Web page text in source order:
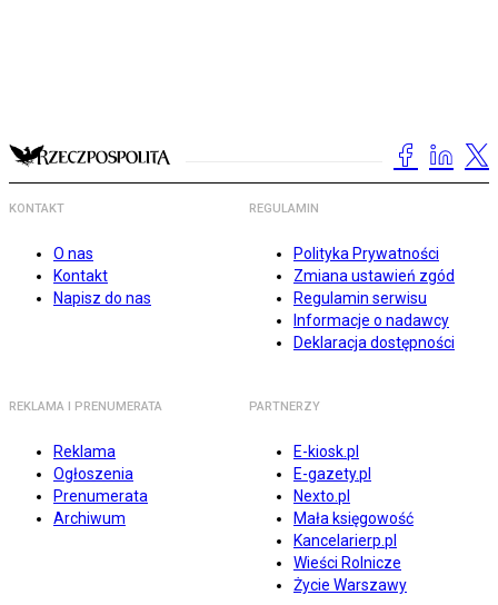
KONTAKT
O nas
Kontakt
Napisz do nas
REGULAMIN
Polityka Prywatności
Zmiana ustawień zgód
Regulamin serwisu
Informacje o nadawcy
Deklaracja dostępności
REKLAMA I PRENUMERATA
Reklama
Ogłoszenia
Prenumerata
Archiwum
PARTNERZY
E-kiosk.pl
E-gazety.pl
Nexto.pl
Mała księgowość
Kancelarierp.pl
Wieści Rolnicze
Życie Warszawy